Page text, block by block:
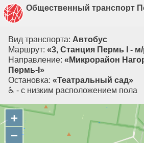
Общественный транспорт
Вид транспорта: Автобус
Маршрут: «3, Cтанция Пермь I -
Направление: «Микрорайон
Пермь-I»
Остановка: «Театральный сад»
♿ - с низким расположением пола
+
−